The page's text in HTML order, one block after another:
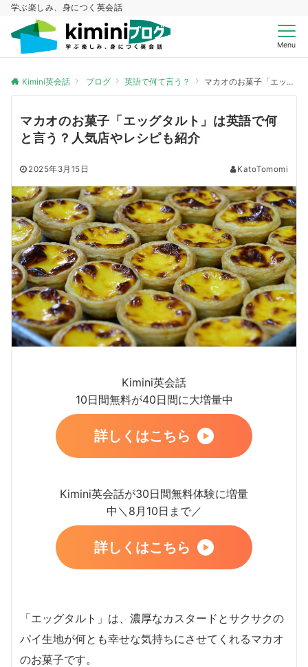
学ぶ楽しみ、身につく英会話
Menu
Kimini英会話 ブログ 英語で何て言う？ マカオのお菓子「エッグタルト」は英語で何と言う？人気店やレシピも紹介
マカオのお菓子「エッグタルト」は英語で何
と言う？人気店やレシピも紹介
2025年3月15日 KatoTomomi
Kimini英会話
10日間無料が40日間に大増量中
詳しくはこちら
Kimini英会話が30日間無料体験に増量
中＼8月10日まで／
詳しくはこちら
「エッグタルト」は、濃厚なカスタードとサクサクの
パイ生地が何とも幸せな気持ちにさせてくれるマカオ
のお菓子です。